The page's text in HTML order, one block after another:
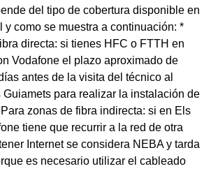
del tipo de cobertura disponible en
y como se muestra a continuación: *
directa: si tienes HFC o FTTH en
Vodafone el plazo aproximado de
antes de la visita del técnico al
para realizar la instalación de
zonas de fibra indirecta: si en Els
tiene que recurrir a la red de otra
Internet se considera NEBA y tarda
es necesario utilizar el cableado